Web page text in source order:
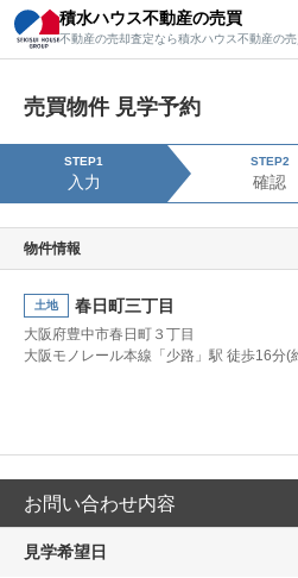
積水ハウス不動産の売買
不動産の売却査定なら積水ハウス不動産の
売買物件 見学予約
STEP1
入力
STEP2
確認
物件情報
土地 春日町三丁目
大阪府豊中市春日町３丁目
大阪モノレール本線「少路」駅 徒歩16分(
お問い合わせ内容
見学希望日
積水ハウス不動産の売買
不動産の売却査定なら積水ハウス不動産の